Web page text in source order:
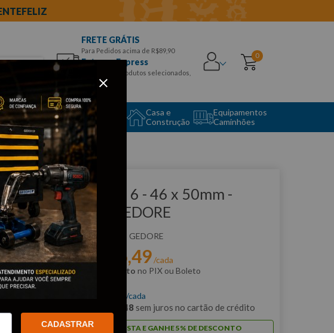
FRETE GRÁTIS
Para Pedidos acima de R$89,90
Entrega Express
para CEPS e produtos selecionados,
Aproveite!
0
Equipamento
Auto Center
Casa e
Construção
Equipamentos
Caminhões
Clique e veja!
Chave Fixa 6 - 46 x 50mm -
646X50 GEDORE
:646x50 GEDORE
Por:R$ 176,49/cada
com5% de desconto no PIX ou Boleto
/cada
48sem juros no cartão de crédito
PAGUE À VISTA E GANHE 5% DE DESCONTO
CADASTRAR